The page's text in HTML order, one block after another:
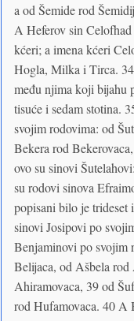
a od Šemide rod
A Heferov sin
kćeri; a imena kćeri
Hogla, Milka i Tirca.
među njima koji bijahu
tisuće i sedam stotina.
svojim rodovima: od
Bekera rod
ovo su sinovi
su rodovi sinova
popisani bilo je trideset
sinovi Josipovi po
Benjaminovi po svojim
Belijaca, od Ašbela
Ahiramovaca, 39 od
rod Hufamovaca. 40